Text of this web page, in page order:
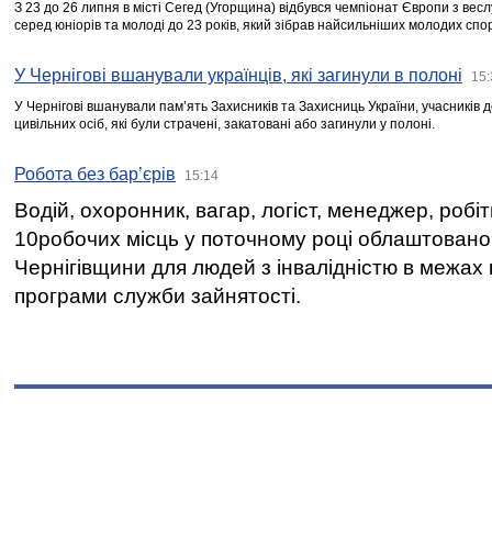
З 23 до 26 липня в місті Сегед (Угорщина) відбувся чемпіонат Європи з
серед юніорів та молоді до 23 років, який зібрав найсильніших молодих
У Чернігові вшанували українців, які загинули в полоні
У Чернігові вшанували пам’ять Захисників та Захисниць України,
цивільних осіб, які були страчені, закатовані або загинули у полоні.
Робота без бар’єрів 15:14
Водій, охоронник, вагар, логіст, менеджер,
10робочих місць у поточному році
Чернігівщини для людей з інвалідністю в межах
програми служби зайнятості.